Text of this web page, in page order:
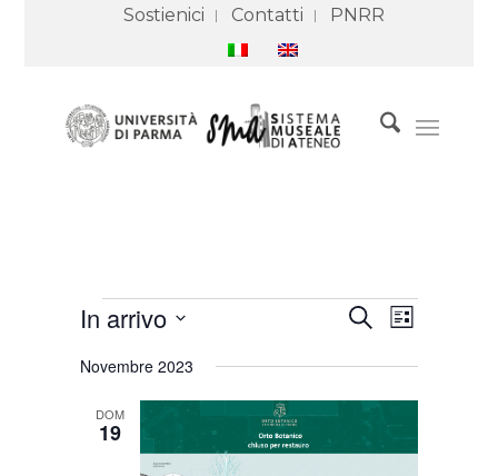
Sostienici Contatti PNRR
Eventi Eventi
Ricerca
Navigazione
CercaEvento
Viste
Lista
In arrivo
data.
Novembre 2023
DOM
19